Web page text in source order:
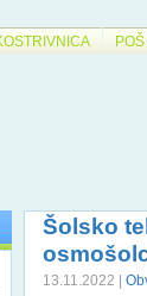
Šolsko
13.11.2022 |